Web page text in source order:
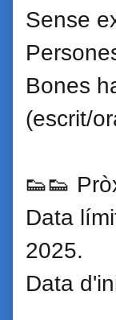
Sense
Bones
(escrit/
👟👟
Data
2025.
Data